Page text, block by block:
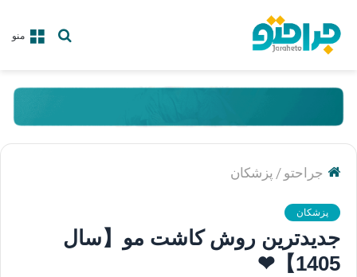
منوجستجو
جراحتو / پزشکان
پزشکان
جدیدترین روش کاشت مو【سال
1405】❤